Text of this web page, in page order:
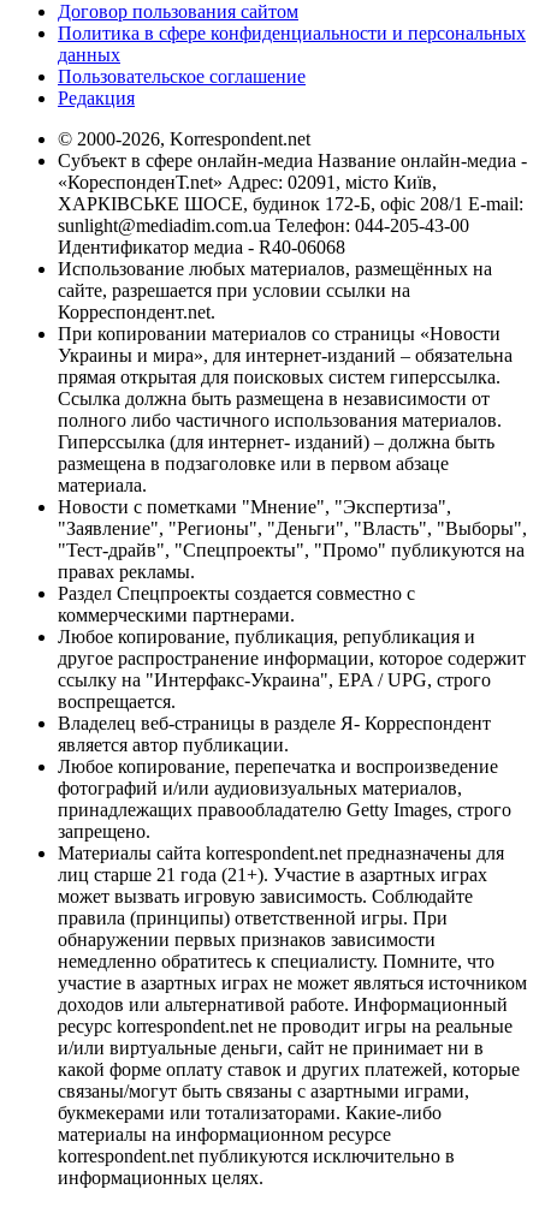
Договор пользования сайтом
Политика в сфере конфиденциальности и персональных
данных
Пользовательское соглашение
Редакция
© 2000-2026, Korrespondent.net
Субъект в сфере онлайн-медиа Название онлайн-медиа -
«КореспонденТ.net» Адрес: 02091, місто Київ,
ХАРКІВСЬКЕ ШОСЕ, будинок 172-Б, офіс 208/1 E-mail:
sunlight@mediadim.com.ua Телефон: 044-205-43-00
Идентификатор медиа - R40-06068
Использование любых материалов, размещённых на
сайте, разрешается при условии ссылки на
Корреспондент.net.
При копировании материалов со страницы «Новости
Украины и мира», для интернет-изданий – обязательна
прямая открытая для поисковых систем гиперссылка.
Ссылка должна быть размещена в независимости от
полного либо частичного использования материалов.
Гиперссылка (для интернет- изданий) – должна быть
размещена в подзаголовке или в первом абзаце
материала.
Новости с пометками "Мнение", "Экспертиза",
"Заявление", "Регионы", "Деньги", "Власть", "Выборы",
"Тест-драйв", "Спецпроекты", "Промо" публикуются на
правах рекламы.
Раздел Спецпроекты создается совместно с
коммерческими партнерами.
Любое копирование, публикация, републикация и
другое распространение информации, которое содержит
ссылку на "Интерфакс-Украина", EPA / UPG, строго
воспрещается.
Владелец веб-страницы в разделе Я- Корреспондент
является автор публикации.
Любое копирование, перепечатка и воспроизведение
фотографий и/или аудиовизуальных материалов,
принадлежащих правообладателю Getty Images, строго
запрещено.
Материалы сайта korrespondent.net предназначены для
лиц старше 21 года (21+). Участие в азартных играх
может вызвать игровую зависимость. Соблюдайте
правила (принципы) ответственной игры. При
обнаружении первых признаков зависимости
немедленно обратитесь к специалисту. Помните, что
участие в азартных играх не может являться источником
доходов или альтернативой работе. Информационный
ресурс korrespondent.net не проводит игры на реальные
и/или виртуальные деньги, сайт не принимает ни в
какой форме оплату ставок и других платежей, которые
связаны/могут быть связаны с азартными играми,
букмекерами или тотализаторами. Какие-либо
материалы на информационном ресурсе
korrespondent.net публикуются исключительно в
информационных целях.